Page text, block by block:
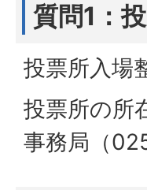
質問1：
投票所入場
投票所の所
事務局（